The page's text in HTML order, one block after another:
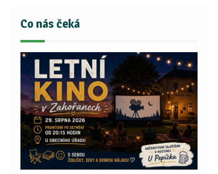
Co nás čeká